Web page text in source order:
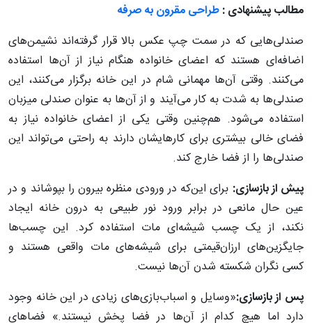
مطالب پیشنهادی :طراحی مقرون به صرفه
صندلی‌هایی که در سمت چپ عکس بالا قرار گرفته‌اند نشیمن‌های
اضافه‌ای هستند که اعضای خانواده هنگام نیاز از آن‌ها استفاده
می‌کنند. وقتی آن‌ها مهمانی شام در این خانه برگزار می‌کنند، این
صندلی‌ها به شدت به کار می‌آیند و از آن‌ها به عنوان صندلی میزبان
استفاده می‌شود. هم‌چنین وقتی یکی از اعضای خانواده نیاز به
فضای خالی بیشتری برای کارهایشان دارند به راحتی می‌تواند این
صندلی‌ها را از فضا خارج کند.
پیش از بازسازی:‌ برای این‌که در ورودی منظره بیرون را بپوشاند و در
عین حال مانعی در برابر ورود نور طبیعی به درون خانه ایجاد
نکند، از یک چسب شیشه‌ای مات استفاده کرد. این چسب‌ها
جایگزین‌های ارزان‌قیمتی برای شیشه‌های مات واقعی هستند و
کسی نگران شکسته شدن آن‌ها نیست.
پس از بازسازی:‌«وسایل و اسباب‌بازی‌های زیادی در این خانه وجود
دارد اما هیچ کدام از آن‌ها در فضا پخش نیستند.» فضاهای